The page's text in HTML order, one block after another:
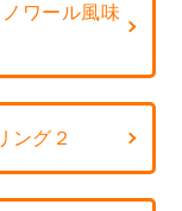
ワール風味
ング２